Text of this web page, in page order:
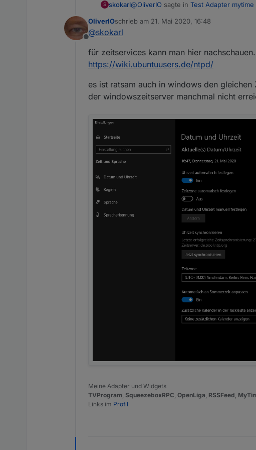
S skokarl@OliverIO sagte in Test Adapter mytime
Offline
OliverIOschrieb am 21. Mai 2020, 16:48
zuletzt editiert von
@skokarl
für zeitservices kann man hier nachschauen.
https://wiki.ubuntuusers.de/ntpd/
es ist ratsam auch in windows den gleichen
der windowszeitserver manchmal nicht
Meine Adapter und Widgets
TVProgram, SqueezeboxRPC, OpenLiga, RSSFeed,
Links im Profil